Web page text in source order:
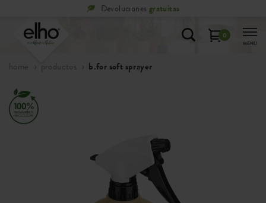
Devoluciones gratuitas
0
MENÚ
home productos b.for soft sprayer